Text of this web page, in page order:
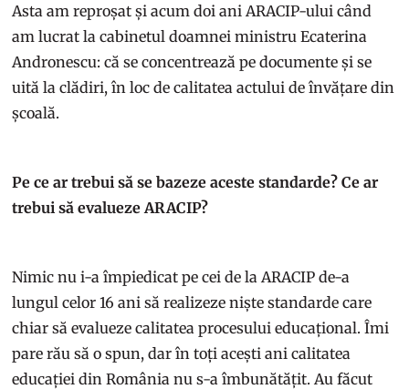
Asta am reproșat și acum doi ani ARACIP-ului când
am lucrat la cabinetul doamnei ministru Ecaterina
Andronescu: că se concentrează pe documente și se
uită la clădiri, în loc de calitatea actului de învățare din
școală.
Pe ce ar trebui să se bazeze aceste standarde? Ce ar
trebui să evalueze ARACIP?
Nimic nu i-a împiedicat pe cei de la ARACIP de-a
lungul celor 16 ani să realizeze niște standarde care
chiar să evalueze calitatea procesului educațional. Îmi
pare rău să o spun, dar în toți acești ani calitatea
educației din România nu s-a îmbunătățit. Au făcut